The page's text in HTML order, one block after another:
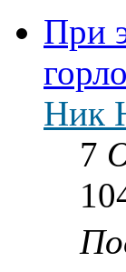
При
Ник
7